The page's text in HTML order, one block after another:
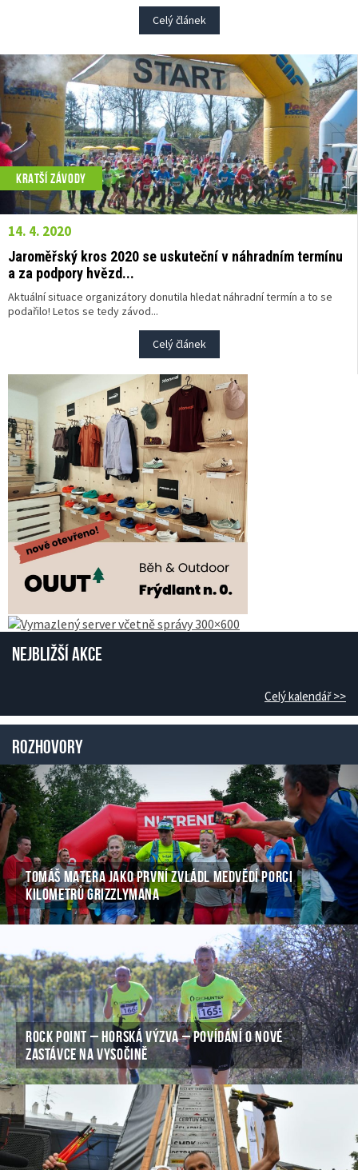
Celý článek
KRATŠÍ ZÁVODY
14. 4. 2020
Jaroměřský kros 2020 se uskuteční v náhradním termínu
a za podpory hvězd...
Aktuální situace organizátory donutila hledat náhradní termín a to se
podařilo! Letos se tedy závod...
Celý článek
Nejbližší akce
Celý kalendář >>
Rozhovory
TOMÁŠ MATERA JAKO PRVNÍ ZVLÁDL MEDVĚDÍ PORCI
KILOMETRŮ GRIZZLYMANA
ROCK POINT – HORSKÁ VÝZVA – POVÍDÁNÍ O NOVÉ
ZASTÁVCE NA VYSOČINĚ